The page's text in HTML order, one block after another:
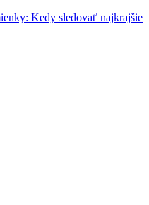
Kedy sledovať najkrajšie